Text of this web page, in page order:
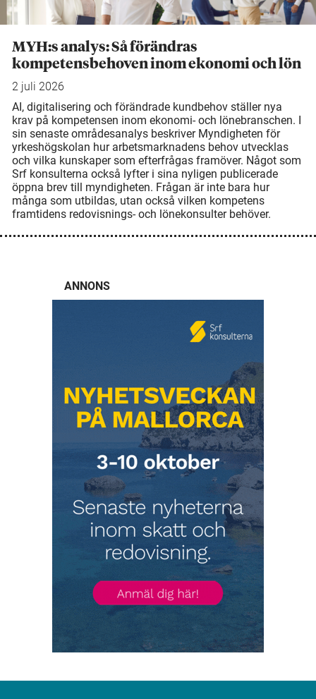
MYH:s analys: Så förändras
kompetensbehoven inom ekonomi och lön
2 juli 2026
AI, digitalisering och förändrade kundbehov ställer nya
krav på kompetensen inom ekonomi- och lönebranschen. I
sin senaste områdesanalys beskriver Myndigheten för
yrkeshögskolan hur arbetsmarknadens behov utvecklas
och vilka kunskaper som efterfrågas framöver. Något som
Srf konsulterna också lyfter i sina nyligen publicerade
öppna brev till myndigheten. Frågan är inte bara hur
många som utbildas, utan också vilken kompetens
framtidens redovisnings- och lönekonsulter behöver.
ANNONS